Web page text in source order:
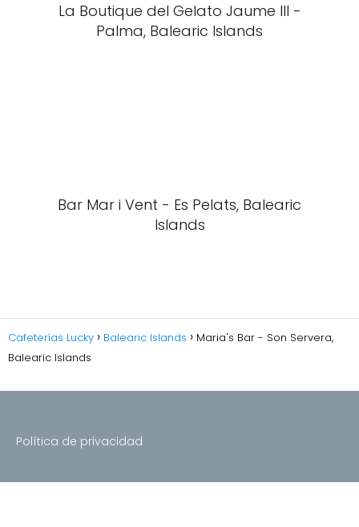
La Boutique del Gelato Jaume III -
Palma, Balearic Islands
Bar Mar i Vent - Es Pelats, Balearic
Islands
Cafeterías Lucky Balearic Islands
Maria's Bar - Son Servera,
Balearic Islands
Política de privacidad